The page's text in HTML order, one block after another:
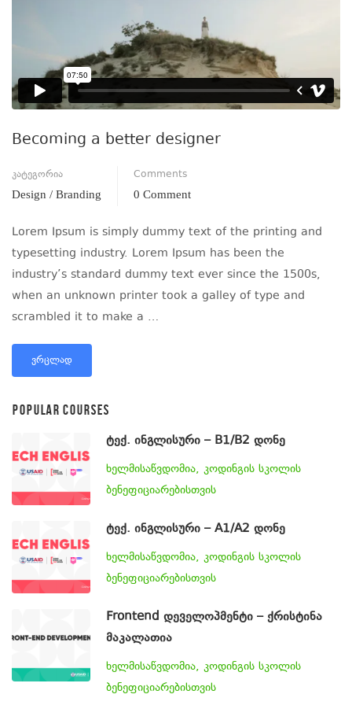
Becoming a better designer
კატეგორია
Design / Branding
Comments
0 Comment
Lorem Ipsum is simply dummy text of the printing and
typesetting industry. Lorem Ipsum has been the
industry’s standard dummy text ever since the 1500s,
when an unknown printer took a galley of type and
scrambled it to make a …
ᲕᲠᲪᲚᲐᲓ
POPULAR COURSES
ტექ. ინგლისური – B1/B2 დონე
ხელმისაწვდომია, კოდინგის სკოლის
ბენეფიციარებისთვის
ტექ. ინგლისური – A1/A2 დონე
ხელმისაწვდომია, კოდინგის სკოლის
ბენეფიციარებისთვის
Frontend დეველოპმენტი – ქრისტინა
მაკალათია
ხელმისაწვდომია, კოდინგის სკოლის
ბენეფიციარებისთვის